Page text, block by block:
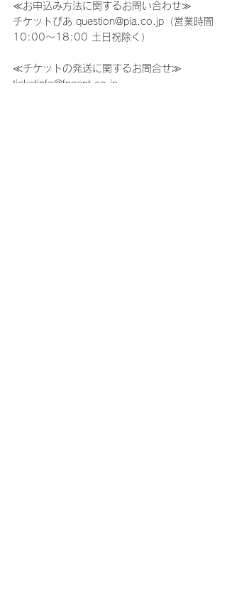
≪お申込み方法に関するお問い合わせ≫
チケットぴあ question@pia.co.jp（営業時間
10:00～18:00 土日祝除く）
≪チケットの発送に関するお問合せ≫
ticketinfo@fncent.co.jp